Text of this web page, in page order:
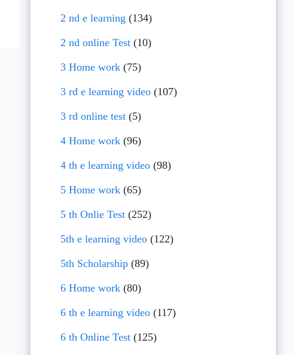
2 nd e learning (134)
2 nd online Test (10)
3 Home work (75)
3 rd e learning video (107)
3 rd online test (5)
4 Home work (96)
4 th e learning video (98)
5 Home work (65)
5 th Onlie Test (252)
5th e learning video (122)
5th Scholarship (89)
6 Home work (80)
6 th e learning video (117)
6 th Online Test (125)